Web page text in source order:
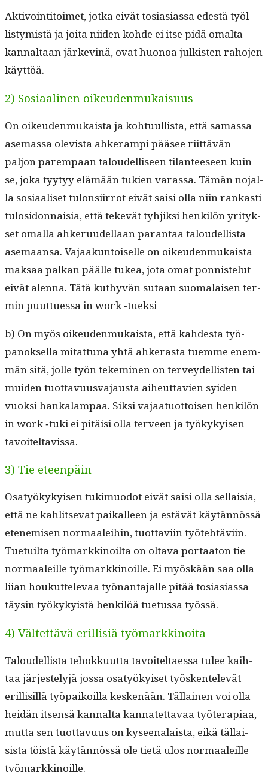
Aktivoin­ti­toimet, jot­ka eivät tosi­asi­as­sa edestä työl­
listymistä ja joi­ta niiden kohde ei itse pidä oma­l­ta
kannal­taan järkev­inä, ovat huonoa julk­isten raho­jen
käyttöä.
2) Sosiaalinen oikeudenmukaisuus
On oikeu­den­mukaista ja kohtu­ullista, että samas­sa
ase­mas­sa ole­vista ahk­er­ampi pääsee riit­tävän
paljon parem­paan taloudel­liseen tilanteeseen kuin
se, joka tyy­tyy elämään tukien varas­sa. Tämän nojal­
la sosi­aaliset tulon­si­ir­rot eivät saisi olla niin rankasti
tulosi­don­naisia, että tekevät tyhjik­si henkilön yri­tyk­
set oma­l­la ahkeru­udel­laan paran­taa taloudel­lista
ase­maansa. Vajaakun­toiselle on oikeu­den­mukaista
mak­saa palkan päälle tukea, jota omat pon­nis­te­lut
eivät alen­na. Tätä kuthyvän sutaan suo­ma­laisen ter­
min puuttues­sa in work ‑tuek­si
b) On myös oikeu­den­mukaista, että kahdes­ta työ­
panok­sel­la mitat­tuna yhtä ahk­eras­ta tuemme enem­
män sitä, jolle työn tekem­i­nen on ter­vey­del­lis­ten tai
muiden tuot­tavu­us­va­jaus­ta aiheut­tavien syi­den
vuok­si han­kalam­paa. Sik­si vajaatuot­toisen henkilön
in work ‑tuki ei pitäisi olla ter­veen ja työkykyisen
tavoiteltavissa.
3) Tie eteenpäin
Osatyökykyisen tukimuodot eivät saisi olla sel­l­aisia,
että ne kahlit­se­vat paikalleen ja estävät käytän­nössä
eten­e­misen nor­maalei­hin, tuot­tavi­in työte­htävi­in.
Tue­tu­il­ta työ­markki­noil­ta on olta­va por­taa­ton tie
nor­maaleille työ­markki­noille. Ei myöskään saa olla
liian houkut­tel­e­vaa työ­nan­ta­jalle pitää tosi­asi­as­sa
täysin työkyky­istä henkilöä tue­tus­sa työssä.
4) Vältettävä erillisiä työmarkkinoita
Taloudel­lista tehokku­ut­ta tavoiteltaes­sa tulee kai­h­
taa jär­jeste­lyjä jos­sa osatyökyiset työsken­televät
eril­lisil­lä työ­paikoil­la keskenään. Täl­lainen voi olla
hei­dän itsen­sä kannal­ta kan­natet­tavaa työter­api­aa,
mut­ta sen tuot­tavu­us on kyseenalaista, eikä täl­lai­
sista töistä käytän­nössä ole tietä ulos nor­maaleille
työmarkkinoille.